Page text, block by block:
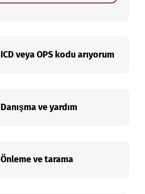
ICD veya OPS kodu arıyorum
Danışma ve yardım
Önleme ve tarama